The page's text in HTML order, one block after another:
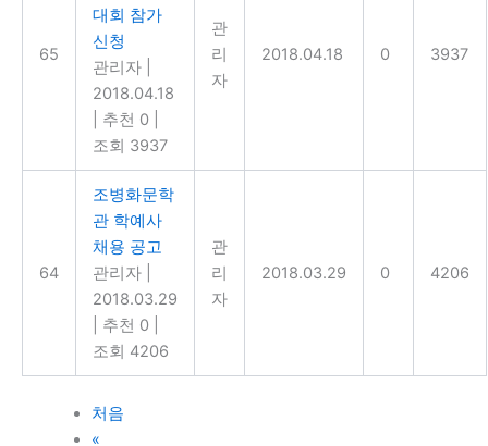
65
대회 참가
신청
관리자
2018.04.18
추천 0
조회 3937
관
리
자
2018.04.18 0 3937
64
조병화문학
관 학예사
채용 공고
관리자
2018.03.29
추천 0
조회 4206
관
리
자
2018.03.29 0 4206
처음
«